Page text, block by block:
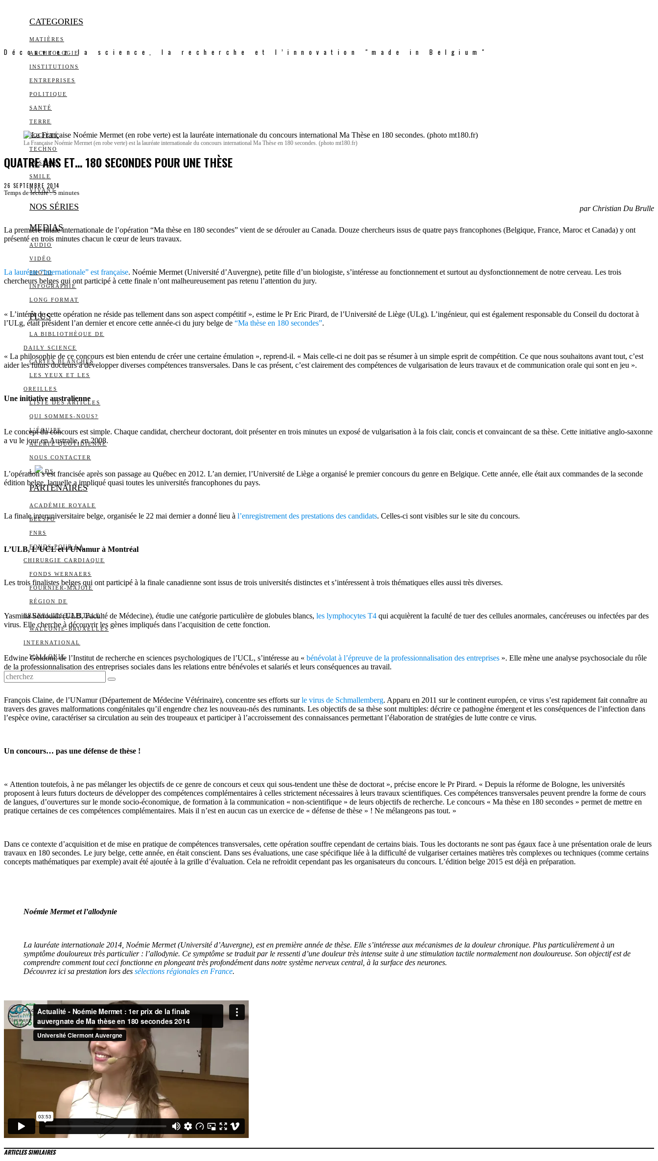
CATEGORIES
MATIÈRES
ARCHEOLOGIE
INSTITUTIONS
ENTREPRISES
POLITIQUE
SANTÉ
TERRE
SOCIÉTÉ
TECHNO
COSMOS
SMILE
VIVANT
NOS SÉRIES
MEDIAS
AUDIO
VIDÉO
PHOTO
INFOGRAPHIE
LONG FORMAT
PLUS
LA BIBLIOTHÈQUE DE
DAILY SCIENCE
CARTES BLANCHES
LES YEUX ET LES
OREILLES
LISTE DES ARTICLES
QUI SOMMES-NOUS?
L’ÉQUIPE
ALERTE QUOTIDIENNE
NOUS CONTACTER
I DS
PARTENAIRES
ACADÉMIE ROYALE
BELSPO
FNRS
FONDS POUR LA
CHIRURGIE CARDIAQUE
FONDS WERNAERS
FOURNIER-MAJOIE
RÉGION DE
BRUXELLES-CAPITALE
WALLONIE-BRUXELLES
INTERNATIONAL
WALLONIE
Découvrez la science, la recherche et l’innovation "made in Belgium"
La Française Noémie Mermet (en robe verte) est la lauréate internationale du concours international Ma Thèse en 180 secondes. (photo mt180.fr)
QUATRE ANS ET… 180 SECONDES POUR UNE THÈSE
26 SEPTEMBRE 2014
Temps de lecture :5 minutes
par Christian Du Brulle
La première finale internationale de l’opération “Ma thèse en 180 secondes” vient de se dérouler au Canada. Douze chercheurs issus de quatre pays francophones (Belgique, France, Maroc et Canada) y ont
présenté en trois minutes chacun le cœur de leurs travaux.
La lauréate “internationale” est française. Noémie Mermet (Université d’Auvergne), petite fille d’un biologiste, s’intéresse au fonctionnement et surtout au dysfonctionnement de notre cerveau. Les trois
chercheurs belges qui ont participé à cette finale n’ont malheureusement pas retenu l’attention du jury.
« L’intérêt de cette opération ne réside pas tellement dans son aspect compétitif », estime le Pr Eric Pirard, de l’Université de Liège (ULg). L’ingénieur, qui est également responsable du Conseil du doctorat à
l’ULg, était président l’an dernier et encore cette année-ci du jury belge de “Ma thèse en 180 secondes”.
« La philosophie de ce concours est bien entendu de créer une certaine émulation », reprend-il. « Mais celle-ci ne doit pas se résumer à un simple esprit de compétition. Ce que nous souhaitons avant tout, c’est
aider les futurs docteurs à développer diverses compétences transversales. Dans le cas présent, c’est clairement des compétences de vulgarisation de leurs travaux et de communication orale qui sont en jeu ».
Une initiative australienne
Le concept du concours est simple. Chaque candidat, chercheur doctorant, doit présenter en trois minutes un exposé de vulgarisation à la fois clair, concis et convaincant de sa thèse. Cette initiative anglo-saxonne
a vu le jour en Australie, en 2008.
L’opération s’est francisée après son passage au Québec en 2012. L’an dernier, l’Université de Liège a organisé le premier concours du genre en Belgique. Cette année, elle était aux commandes de la seconde
édition belge, laquelle a impliqué quasi toutes les universités francophones du pays.
La finale interuniversitaire belge, organisée le 22 mai dernier a donné lieu à l’enregistrement des prestations des candidats. Celles-ci sont visibles sur le site du concours.
L’ULB, L’UCL et l’UNamur à Montréal
Les trois finalistes belges qui ont participé à la finale canadienne sont issus de trois universités distinctes et s’intéressent à trois thématiques elles aussi très diverses.
Yasmina Serroukh (ULB, Faculté de Médecine), étudie une catégorie particulière de globules blancs, les lymphocytes T4 qui acquièrent la faculté de tuer des cellules anormales, cancéreuses ou infectées par des
virus. Elle cherche à découvrir les gènes impliqués dans l’acquisition de cette fonction.
Edwine Goldoni, de l’Institut de recherche en sciences psychologiques de l’UCL, s’intéresse au « bénévolat à l’épreuve de la professionnalisation des entreprises ». Elle mène une analyse psychosociale du rôle
de la professionnalisation des entreprises sociales dans les relations entre bénévoles et salariés et leurs conséquences au travail.
François Claine, de l’UNamur (Département de Médecine Vétérinaire), concentre ses efforts surle virus de Schmallemberg. Apparu en 2011 sur le continent européen, ce virus s’est rapidement fait connaître au
travers des graves malformations congénitales qu’il engendre chez les nouveau-nés des ruminants. Les objectifs de sa thèse sont multiples: décrire ce pathogène émergent et les conséquences de l’infection dans
l’espèce ovine, caractériser sa circulation au sein des troupeaux et participer à l’accroissement des connaissances permettant l’élaboration de stratégies de lutte contre ce virus.
Un concours… pas une défense de thèse !
« Attention toutefois, à ne pas mélanger les objectifs de ce genre de concours et ceux qui sous-tendent une thèse de doctorat », précise encore le Pr Pirard. « Depuis la réforme de Bologne, les universités
proposent à leurs futurs docteurs de développer des compétences complémentaires à celles strictement nécessaires à leurs travaux scientifiques. Ces compétences transversales peuvent prendre la forme de cours
de langues, d’ouvertures sur le monde socio-économique, de formation à la communication « non-scientifique » de leurs objectifs de recherche. Le concours « Ma thèse en 180 secondes » permet de mettre en
pratique certaines de ces compétences complémentaires. Mais il n’est en aucun cas un exercice de « défense de thèse » ! Ne mélangeons pas tout. »
Dans ce contexte d’acquisition et de mise en pratique de compétences transversales, cette opération souffre cependant de certains biais. Tous les doctorants ne sont pas égaux face à une présentation orale de leurs
travaux en 180 secondes. Le jury belge, cette année, en était conscient. Dans ses évaluations, une case spécifique liée à la difficulté de vulgariser certaines matières très complexes ou techniques (comme certains
concepts mathématiques par exemple) avait été ajoutée à la grille d’évaluation. Cela ne refroidit cependant pas les organisateurs du concours. L’édition belge 2015 est déjà en préparation.
Noémie Mermet et l’allodynie
La lauréate internationale 2014, Noémie Mermet (Université d’Auvergne), est en première année de thèse. Elle s’intéresse aux mécanismes de la douleur chronique. Plus particulièrement à un
symptôme douloureux très particulier : l’allodynie. Ce symptôme se traduit par le ressenti d’une douleur très intense suite à une stimulation tactile normalement non douloureuse. Son objectif est de
comprendre comment tout ceci fonctionne en plongeant très profondément dans notre système nerveux central, à la surface des neurones.
Découvrez ici sa prestation lors des sélections régionales en France.
ARTICLES SIMILAIRES